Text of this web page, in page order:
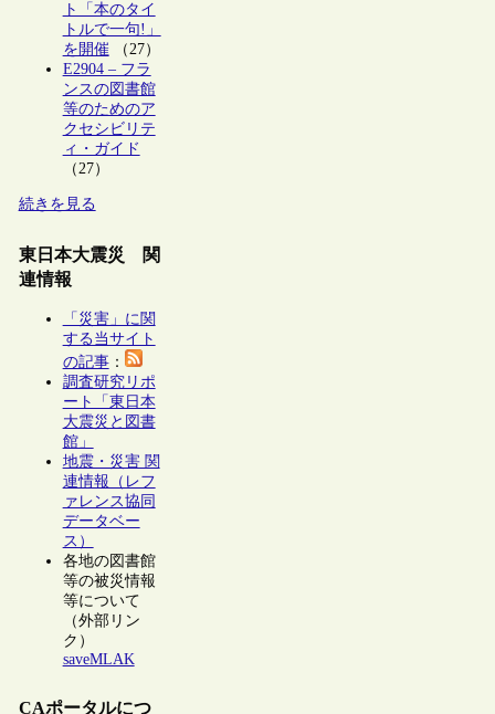
ト「本のタイ
トルで一句!」
を開催（27）
E2904 – フラ
ンスの図書館
等のためのア
クセシビリテ
ィ・ガイド
（27）
続きを見る
東日本大震災 関
連情報
「災害」に関
する当サイト
の記事：
調査研究リポ
ート「東日本
大震災と図書
館」
地震・災害 関
連情報（レフ
ァレンス協同
データベー
ス）
各地の図書館
等の被災情報
等について
（外部リン
ク）
saveMLAK
CAポータルにつ